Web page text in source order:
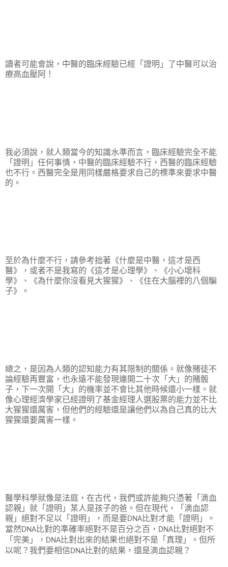
讀者可能會說，中醫的臨床經驗已經「證明」了中醫可以治
療高血壓阿！
我必須說，就人類當今的知識水準而言，臨床經驗完全不能
「證明」任何事情，中醫的臨床經驗不行，西醫的臨床經驗
也不行。西醫完全是用同樣嚴格要求自己的標準來要求中醫
的。
至於為什麼不行，請參考拙著《什麼是中醫，這才是西
醫》，或者不是我寫的《這才是心理學》、《小心壞科
學》、《為什麼你沒看見大猩猩》、《住在大腦裡的八個騙
子》。
總之，是因為人類的認知能力有其限制的關係。就像賭徒不
論經驗再豐富，也永遠不能發現連開二十次「大」的賭骰
子，下一次開「大」的機率並不會比其他時候還小一樣。就
像心理經濟學家已經證明了基金經理人選股票的能力並不比
大猩猩還厲害，但他們的經驗還是讓他們以為自己真的比大
猩猩還要厲害一樣。
醫學科學就像是法庭，在古代，我們或許能夠只憑著「滴血
認親」就「證明」某人是孩子的爸。但在現代，「滴血認
親」絕對不足以「證明」，而是要DNA比對才能「證明」。
當然DNA比對的準確率絕對不是百分之百， DNA比對絕對不
「完美」， DNA比對出來的結果也絕對不是「真理」。但所
以呢？我們要相信DNA比對的結果，還是滴血認親？